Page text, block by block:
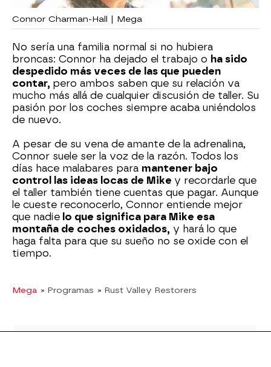
Connor Charman-Hall | Mega
No sería una familia normal si no hubiera
broncas: Connor ha dejado el trabajo o ha sido
despedido más veces de las que pueden
contar, pero ambos saben que su relación va
mucho más allá de cualquier discusión de taller. Su
pasión por los coches siempre acaba uniéndolos
de nuevo.
A pesar de su vena de amante de la adrenalina,
Connor suele ser la voz de la razón. Todos los
días hace malabares para mantener bajo
control las ideas locas de Mike y recordarle que
el taller también tiene cuentas que pagar. Aunque
le cueste reconocerlo, Connor entiende mejor
que nadie lo que significa para Mike esa
montaña de coches oxidados, y hará lo que
haga falta para que su sueño no se oxide con el
tiempo.
Mega » Programas » Rust Valley Restorers